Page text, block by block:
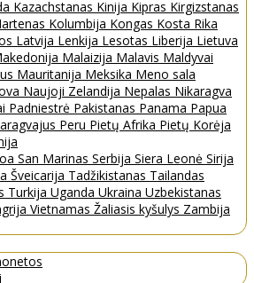
Kazachstanas Kinija Kipras Kirgizstanas
Kolumbija Kongas Kosta Rika
Latvija Lenkija Lesotas Liberija Lietuva
Malaizija Malavis Maldyvai
Mauritanija Meksika Meno sala
Naujoji Zelandija Nepalas Nikaragva
Padniestrė Pakistanas Panama Papua
Peru Pietų Afrika Pietų Korėja
San Marinas Serbija Siera Leonė Sirija
Šveicarija Tadžikistanas Tailandas
Turkija Uganda Ukraina Uzbekistanas
Vietnamas Žaliasis kyšulys Zambija